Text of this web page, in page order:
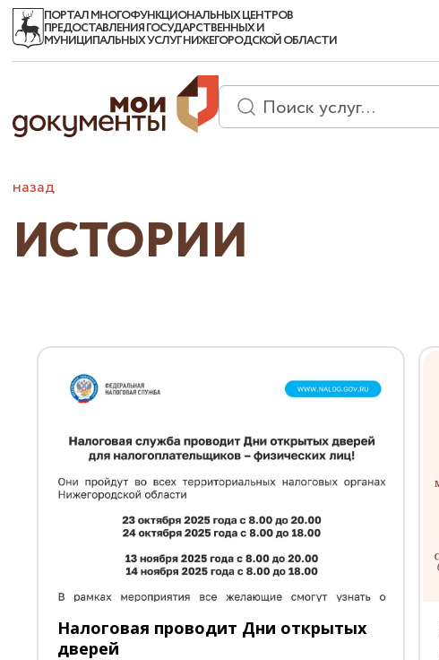
ПОРТАЛ МНОГОФУНКЦИОНАЛЬНЫХ ЦЕНТРОВ
ПРЕДОСТАВЛЕНИЯ ГОСУДАРСТВЕННЫХ И
МУНИЦИПАЛЬНЫХ УСЛУГ НИЖЕГОРОДСКОЙ ОБЛАСТИ
назад
ИСТОРИИ
Налоговая проводит Дни открытых
дверей